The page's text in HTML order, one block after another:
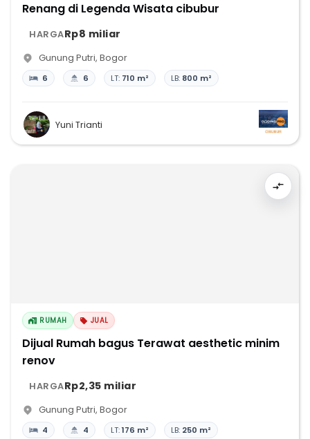
Renang di Legenda Wisata cibubur
HARGARp8 miliar
Gunung Putri, Bogor
6 6 LT: 710 m² LB: 800 m²
Yuni Trianti
RUMAH JUAL
Dijual Rumah bagus Terawat aesthetic minim
renov
HARGARp2,35 miliar
Gunung Putri, Bogor
4 4 LT:176 m² LB: 250 m²